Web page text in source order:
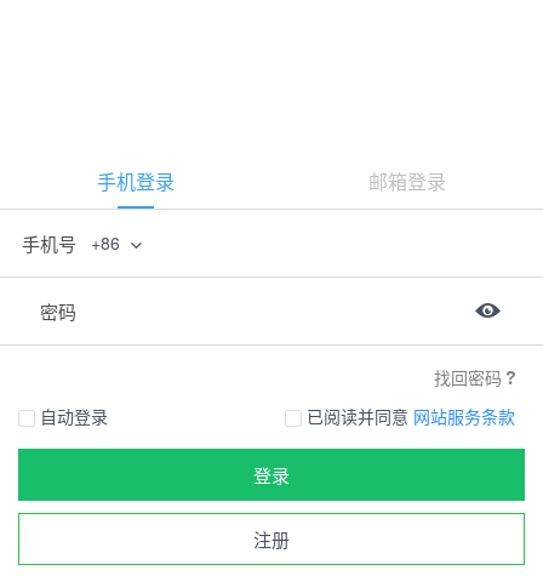
手机登录 邮箱登录
手机号 +86
密码
找回密码
自动登录
已阅读并同意 网站服务条款
登录
注册